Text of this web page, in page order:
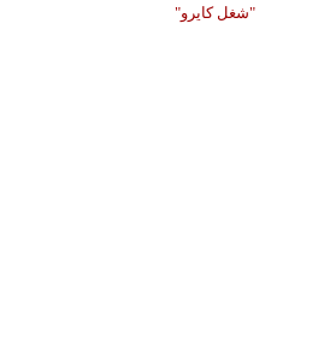
"شغل كايرو"